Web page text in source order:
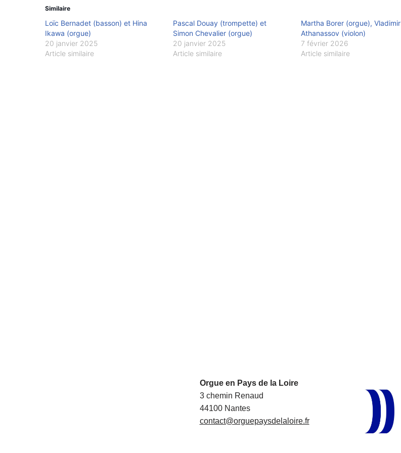
Similaire
Loïc Bernadet (basson) et Hina
Ikawa (orgue)
20 janvier 2025
Article similaire
Pascal Douay (trompette) et
Simon Chevalier (orgue)
20 janvier 2025
Article similaire
Martha Borer (orgue), Vladimir
Athanassov (violon)
7 février 2026
Article similaire
Orgue en Pays de la Loire
3 chemin Renaud
44100 Nantes
contact@orguepaysdelaloire.fr